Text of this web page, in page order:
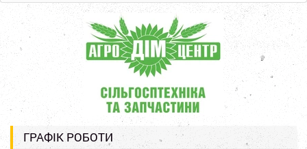
ГРАФІК РОБОТИ